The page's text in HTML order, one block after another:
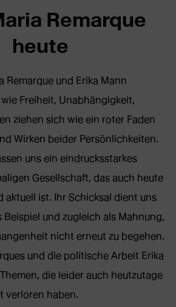
Remarque
heute
Remarque und Erika Mann
Freiheit, Unabhängigkeit,
ziehen sich wie ein roter Faden
Wirken beider Persönlichkeiten.
uns ein eindrucksstarkes
Gesellschaft, das auch heute
aktuell ist. Ihr Schicksal dient uns
Beispiel und zugleich als Mahnung,
nicht erneut zu begehen.
und die politische Arbeit Erika
die leider auch heutzutage
verloren haben.